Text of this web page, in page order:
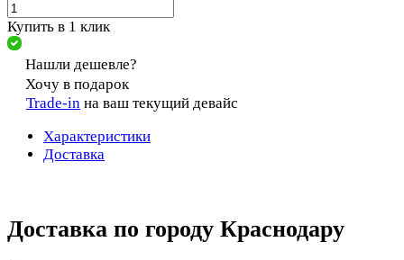
Купить в 1 клик
Нашли дешевле?
Хочу в подарок
Trade-in на ваш текущий девайс
Характеристики
Доставка
Доставка по городу Краснодару